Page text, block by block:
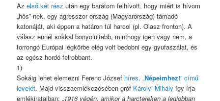
Azelső két részután egy barátom felhívott, hogy miért is hívom
„hős”-nek, egy agresszor ország (Magyarország) támadó
katonáját, aki éppen a határon túl harcol (pl. Olasz fronton). A
válasz ennél sokkal bonyolultabb, minthogy igen vagy nem, a
forrongó Európai légkörbe elég volt bedobni egy gyufaszálat, és
az egész hordó felrobbant.
1)
Sokáig lehet elemezni Ferenc József híres, „Népeimhez!” című
levelét. Majd visszaemlékezésében gróf Károlyi Mihály így írja
emlékirataiban: „1916 végén, amikor a harctereken a legjobban